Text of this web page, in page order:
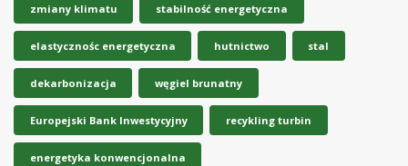
zmiany klimatu stabilność energetyczna
elastycznośc energetyczna hutnictwo stal
dekarbonizacja węgiel brunatny
Europejski Bank Inwestycyjny recykling turbin
energetyka konwencjonalna